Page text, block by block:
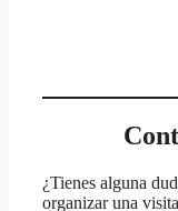
¿Tienes alguna
organizar una